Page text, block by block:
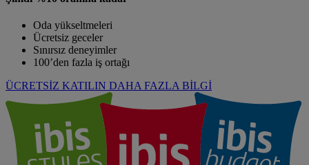
Oda yükseltmeleri
Ücretsiz geceler
Sınırsız deneyimler
100’den fazla iş ortağı
ÜCRETSİZ KATILIN DAHA FAZLA BİLGİ